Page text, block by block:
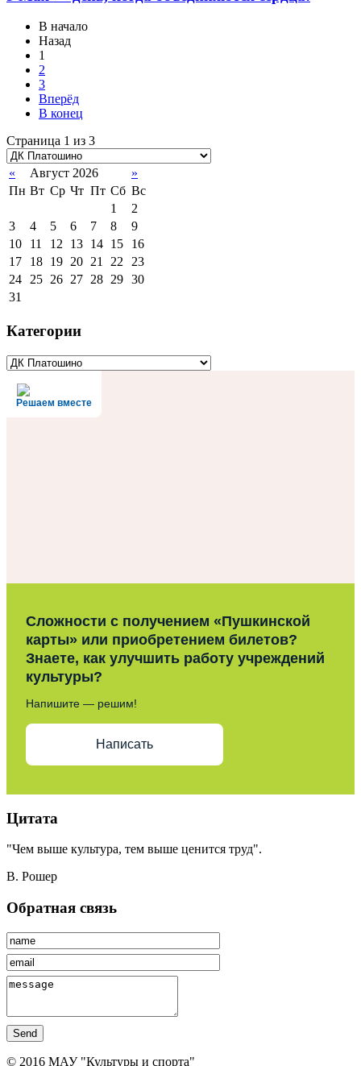
В начало
Назад
1
2
3
Вперёд
В конец
Страница 1 из 3
« Август 2026
»
Пн Вт Ср Чт Пт Сб Вс
1
2
3
4 5 6 7 8
9
10
11 12 13 14 15
16
17
18 19 20 21 22 23
24 25 26 27 28 29 30
31
Категории
Решаем вместе
Сложности с получением «Пушкинской
карты» или приобретением билетов?
Знаете, как улучшить работу учреждений
культуры?
Напишите — решим!
Написать
Цитата
"Чем выше культура, тем выше ценится труд".
В. Рошер
Обратная связь
Send
© 2016 МАУ "Культуры и спорта"